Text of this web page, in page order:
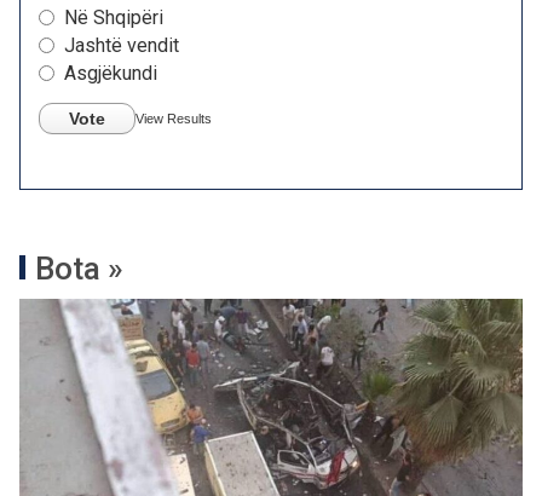
Në Shqipëri
Jashtë vendit
Asgjëkundi
Vote View Results
Bota »